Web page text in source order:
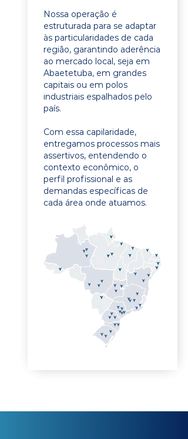
Nossa operação é
estruturada para se adaptar
às particularidades de cada
região, garantindo aderência
ao mercado local, seja em
Abaetetuba, em grandes
capitais ou em polos
industriais espalhados pelo
país.
Com essa capilaridade,
entregamos processos mais
assertivos, entendendo o
contexto econômico, o
perfil profissional e as
demandas específicas de
cada área onde atuamos.